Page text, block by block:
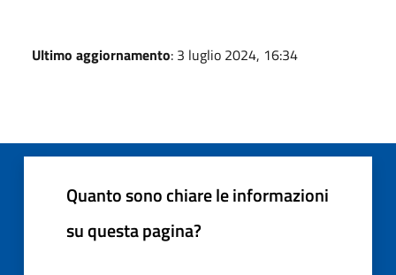
Ultimo aggiornamento: 3 luglio 2024, 16:34
Quanto sono chiare le informazioni
su questa pagina?